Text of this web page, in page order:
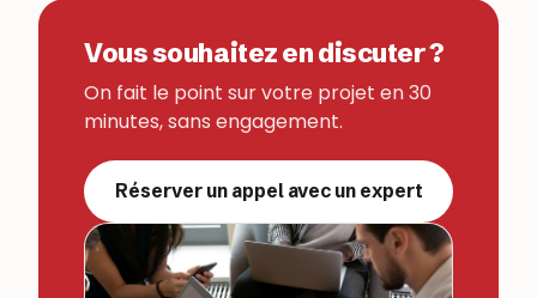
Vous souhaitez en discuter ?
On fait le point sur votre projet en 30
minutes, sans engagement.
Réserver un appel avec un expert